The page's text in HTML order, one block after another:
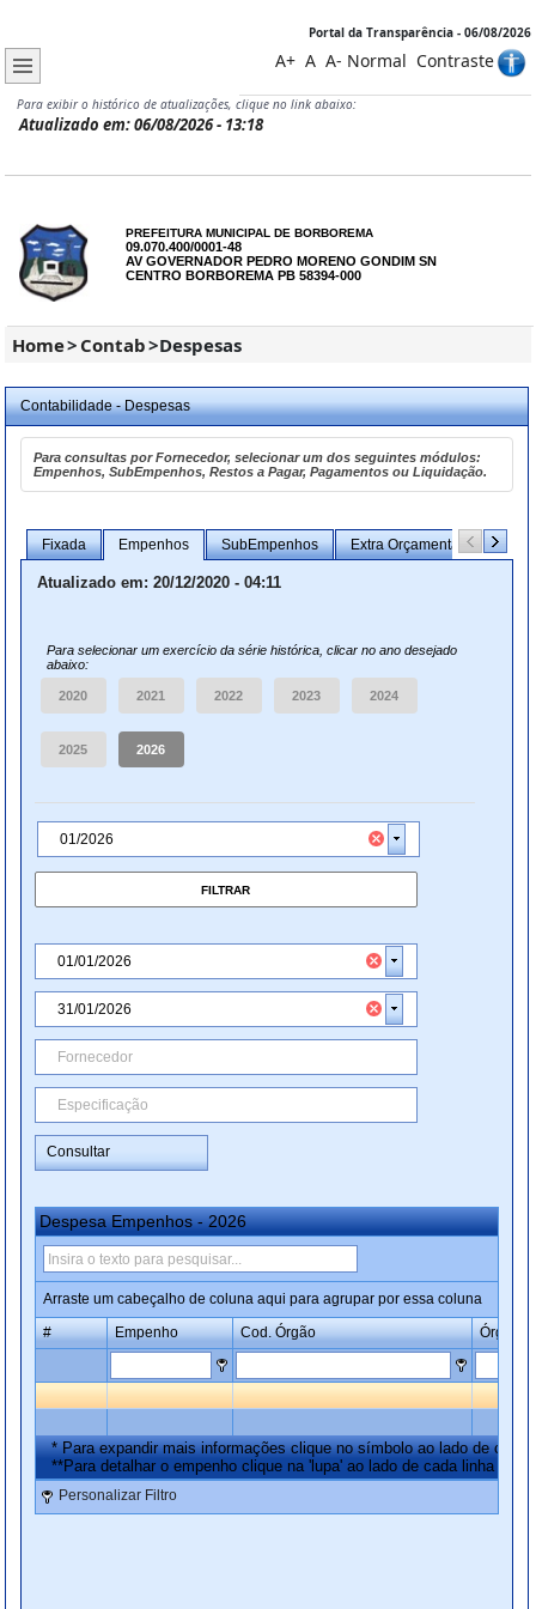
Portal da Transparência - 06/08/2026
A+ A A- Normal Contraste
Para exibir o histórico de atualizações, clique no link abaixo:
Atualizado em: 06/08/2026 - 13:18
PREFEITURA MUNICIPAL DE BORBOREMA
09.070.400/0001-48
AV GOVERNADOR PEDRO MORENO GONDIM SN
CENTRO BORBOREMA PB 58394-000
Home> Contab>Despesas
Contabilidade - Despesas
Para consultas por Fornecedor, selecionar um dos seguintes módulos:
Empenhos, SubEmpenhos, Restos a Pagar, Pagamentos ou Liquidação.
Fixada Empenhos SubEmpenhos Extra Orçamentária
Atualizado em: 20/12/2020 - 04:11
Para selecionar um exercício da série histórica, clicar no ano desejado
abaixo:
FILTRAR
Consultar
Despesa Empenhos - 2026
Arraste um cabeçalho de coluna aqui para agrupar por essa coluna
* Para expandir mais informações clique no símbolo ao lado de cada
**Para detalhar o empenho clique na 'lupa' ao lado de cada linha de
# Empenho Cod. Órgão Órgão
Personalizar Filtro